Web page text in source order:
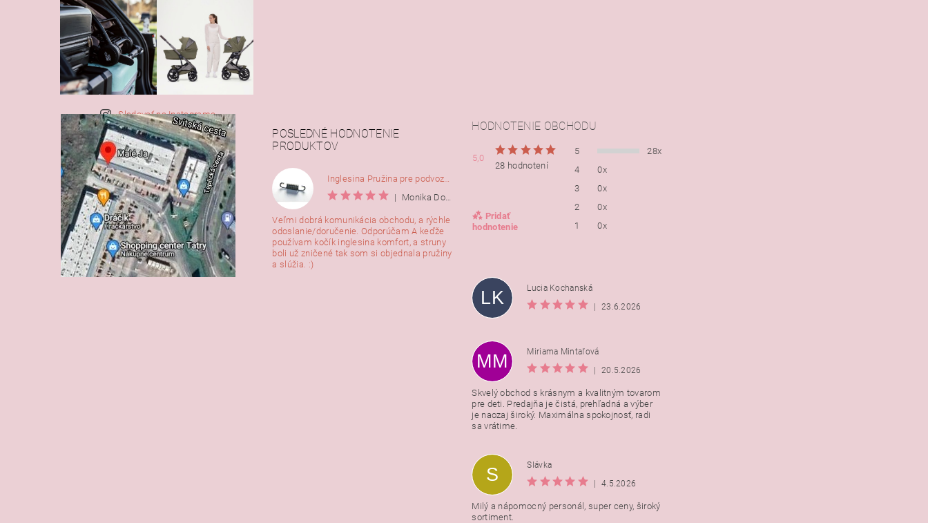
Sledovať na Instagrame
POSLEDNÉ HODNOTENIE
PRODUKTOV
Inglesina Pružina pre podvozok Comfort, 2ks
|
Monika Dorušáková
Veľmi dobrá komunikácia obchodu, a rýchle
odoslanie/doručenie. Odporúčam A keďže
používam kočík inglesina komfort, a struny
boli už zničené tak som si objednala pružiny
a slúžia. :)
HODNOTENIE OBCHODU
5,0
28 hodnotení
Pridať
hodnotenie
5
28x
4
0x
3
0x
2
0x
1
0x
Vložením hodnotenie súhlasíte s
podmienkami ochrany osobných
LK
Lucia Kochanská
23.6.2026
MM
Miriama Mintaľová
20.5.2026
Skvelý obchod s krásnym a kvalitným tovarom
pre deti. Predajňa je čistá, prehľadná a výber
je naozaj široký. Maximálna spokojnosť, radi
sa vrátime.
S
Slávka
4.5.2026
Milý a nápomocný personál, super ceny, široký
sortiment.